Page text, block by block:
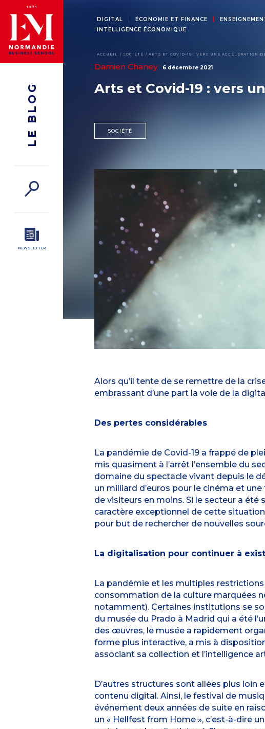
DIGITAL ÉCONOMIE ET FINANCE
INTELLIGENCE ÉCONOMIQUE
ACCUEIL SOCIÉTÉ ARTS ET COVID-19 : VERS UNE ACCÉLÉRATION
LE BLOG
NEWSLETTER
Damien Chaney 6 décembre 2021
Arts et Covid-19 : vers
SOCIÉTÉ
Alors qu’il tente de se remettre de la
embrassant d’une part la voie de la
Des pertes considérables
La pandémie de Covid-19 a frappé de
mis quasiment à l’arrêt l’ensemble du
domaine du spectacle vivant depuis le
un milliard d’euros pour le cinéma et
de visiteurs en moins. Si le secteur a été
caractère exceptionnel de cette
pour but de rechercher de nouvelles
La digitalisation pour continuer à
La pandémie et les multiples
consommation de la culture marquées
notamment). Certaines institutions se
du musée du Prado à Madrid qui a été
des œuvres, le musée a rapidement
forme plus interactive, a mis à
associant sa collection et l’intelligence
D’autres structures sont allées plus
contenu digital. Ainsi, le festival de
événement deux années de suite en
un « Hellfest from Home », c’est-à-dire